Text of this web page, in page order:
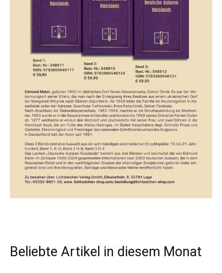
Beliebte Artikel in diesem Monat